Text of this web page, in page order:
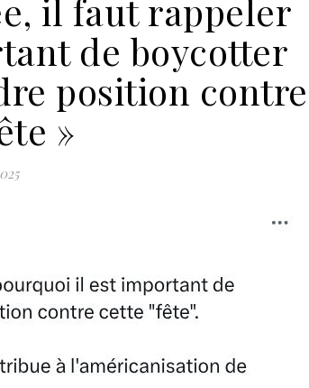
il faut rappeler
de boycotter
position contre
»